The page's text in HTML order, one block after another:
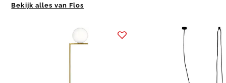
Bekijk alles van Flos